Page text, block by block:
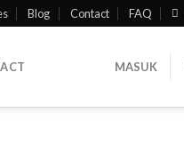
Blog Contact FAQ
MASUK